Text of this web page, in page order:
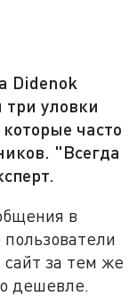
Didenok
уловки
часто
"Всегда
в
за тем же
дешевле.